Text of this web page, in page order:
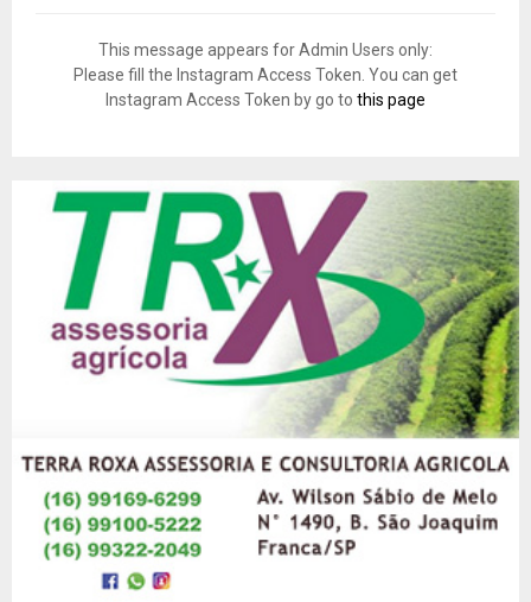
This message appears for Admin Users only:
Please fill the Instagram Access Token. You can get
Instagram Access Token by go to this page